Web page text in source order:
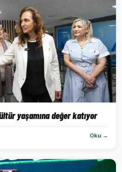
yaşamına değer katıyor
Oku →